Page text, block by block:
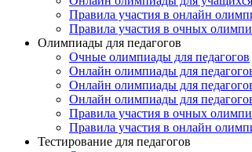
Правила участия в онлайн
Правила участия в очных
Олимпиады для педагогов
Очные олимпиады для педагогов
Онлайн олимпиады для
Онлайн олимпиады для
Онлайн олимпиады для
Правила участия в очных
Правила участия в онлайн
Тестирование для педагогов